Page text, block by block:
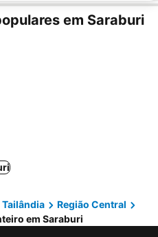
em Saraburi
Tailândia
Região Central
em Saraburi